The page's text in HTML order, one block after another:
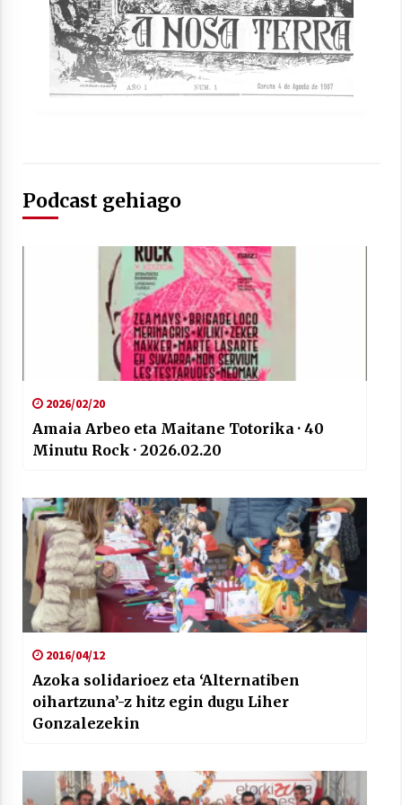
Podcast gehiago
2026/02/20
Amaia Arbeo eta Maitane Totorika · 40
Minutu Rock · 2026.02.20
2016/04/12
Azoka solidarioez eta ‘Alternatiben
oihartzuna’-z hitz egin dugu Liher
Gonzalezekin